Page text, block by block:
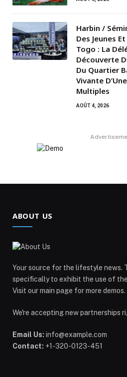
Harbin /
Des Jeunes
Togo : La
Découverte
Du Quartier
Vivante
Multiples
AOÛT 4, 2026
ABOUT US
Your source for the lifestyle news.
specifically to exhibit the use of
Visit our main page for more demos.
We're accepting new partnerships
Email Us: info@example.com
Contact: +1-320-0123-451